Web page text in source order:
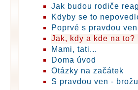
Jak budou rodiče
Kdyby se to
Poprvé s pravdou ven
Jak, kdy a kde na to?
Mami, tati...
Doma úvod
Otázky na začátek
S pravdou ven -